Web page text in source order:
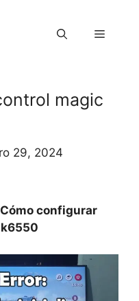
Menú
magic
29, 2024
Cómo configurar